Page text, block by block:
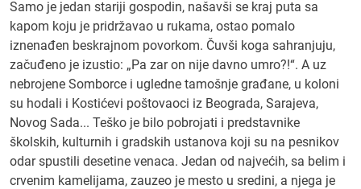
Samo je jedan stariji gospodin, našavši se kraj puta sa
kapom koju je pridržavao u rukama, ostao pomalo
iznenađen beskrajnom povorkom. Čuvši koga sahranjuju,
začuđeno je izustio: „Pa zar on nije davno umro?!“. A uz
nebrojene Somborce i ugledne tamošnje građane, u koloni
su hodali i Kostićevi poštovaoci iz Beograda, Sarajeva,
Novog Sada... Teško je bilo pobrojati i predstavnike
školskih, kulturnih i gradskih ustanova koji su na pesnikov
odar spustili desetine venaca. Jedan od najvećih, sa belim i
crvenim kamelijama, zauzeo je mesto u sredini, a njega je